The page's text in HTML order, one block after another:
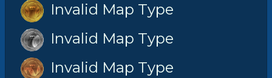
Invalid Map Type
Invalid Map Type
Invalid Map Type